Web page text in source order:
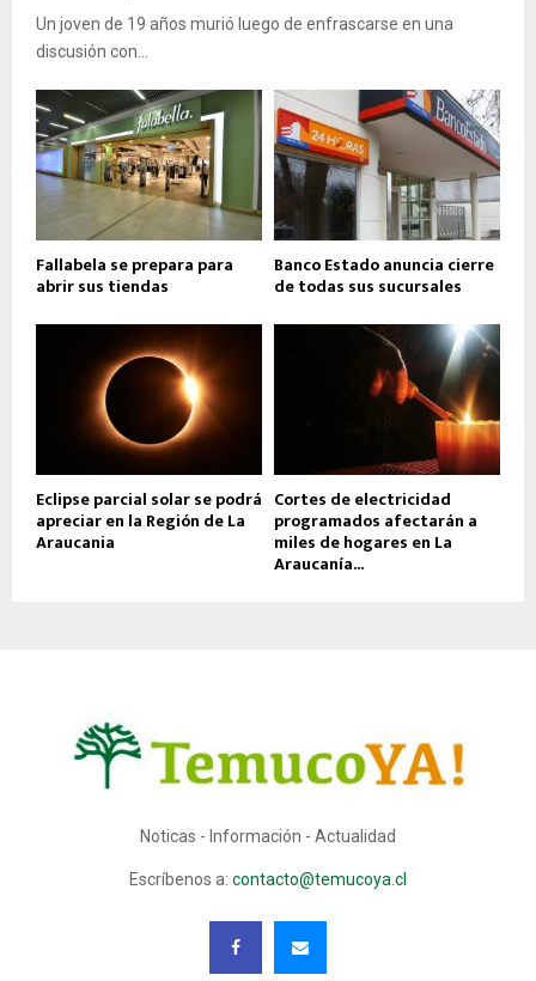
Un joven de 19 años murió luego de enfrascarse en una
discusión con...
Fallabela se prepara para
abrir sus tiendas
Banco Estado anuncia cierre
de todas sus sucursales
Eclipse parcial solar se podrá
apreciar en la Región de La
Araucania
Cortes de electricidad
programados afectarán a
miles de hogares en La
Araucanía...
Noticas - Información - Actualidad
Escríbenos a: contacto@temucoya.cl